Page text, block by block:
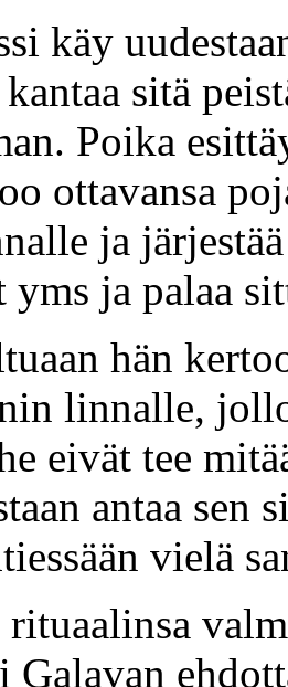
käy
sitä
Poika
ottavansa
ja
ja palaa
hän
linnalle,
eivät tee
antaa sen
vielä
rituaalinsa
Galavan